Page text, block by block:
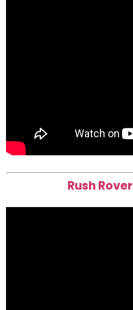
Rush Rover